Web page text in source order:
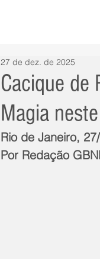
Cacique de
Magia
27 de dez. de 2025
Rio de Janeiro,
Por Redação